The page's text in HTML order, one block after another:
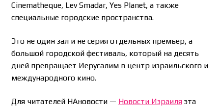
Cinematheque, Lev Smadar, Yes Planet, а также
специальные городские пространства.
Это не один зал и не серия отдельных премьер, а
большой городской фестиваль, который на десять
дней превращает Иерусалим в центр израильского и
международного кино.
Для читателей НАновости — Новости Израиляэта